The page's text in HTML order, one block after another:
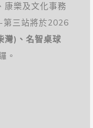
康樂及文化事務
第三站將於2026
灣)、名智桌球
。